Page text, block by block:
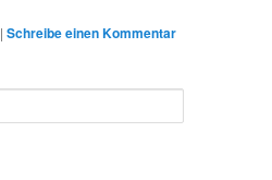
|Schreibe einen Kommentar